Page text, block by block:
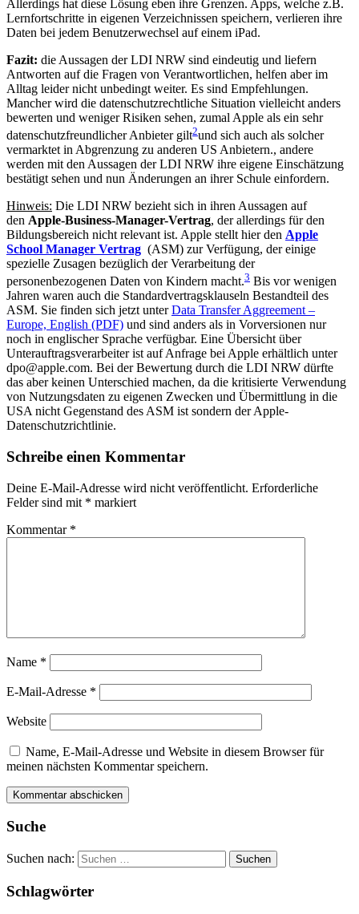
Allerdings hat diese Lösung eben ihre Grenzen. Apps, welche z.B.
Lernfortschritte in eigenen Verzeichnissen speichern, verlieren ihre
Daten bei jedem Benutzerwechsel auf einem iPad.
Fazit: die Aussagen der LDI NRW sind eindeutig und liefern
Antworten auf die Fragen von Verantwortlichen, helfen aber im
Alltag leider nicht unbedingt weiter. Es sind Empfehlungen.
Mancher wird die datenschutzrechtliche Situation vielleicht anders
bewerten und weniger Risiken sehen, zumal Apple als ein sehr
datenschutzfreundlicher Anbieter gilt2und sich auch als solcher
vermarktet in Abgrenzung zu anderen US Anbietern., andere
werden mit den Aussagen der LDI NRW ihre eigene Einschätzung
bestätigt sehen und nun Änderungen an ihrer Schule einfordern.
Hinweis: Die LDI NRW bezieht sich in ihren Aussagen auf
den Apple-Business-Manager-Vertrag, der allerdings für den
Bildungsbereich nicht relevant ist. Apple stellt hier den Apple
School Manager Vertrag (ASM) zur Verfügung, der einige
spezielle Zusagen bezüglich der Verarbeitung der
personenbezogenen Daten von Kindern macht.3 Bis vor wenigen
Jahren waren auch die Standardvertragsklauseln Bestandteil des
ASM. Sie finden sich jetzt unterData Transfer Aggreement –
Europe, English (PDF) und sind anders als in Vorversionen nur
noch in englischer Sprache verfügbar. Eine Übersicht über
Unterauftragsverarbeiter ist auf Anfrage bei Apple erhältlich unter
dpo@apple.com. Bei der Bewertung durch die LDI NRW dürfte
das aber keinen Unterschied machen, da die kritisierte Verwendung
von Nutzungsdaten zu eigenen Zwecken und Übermittlung in die
USA nicht Gegenstand des ASM ist sondern der Apple-
Datenschutzrichtlinie.
Schreibe einen Kommentar
Deine E-Mail-Adresse wird nicht veröffentlicht. Erforderliche
Felder sind mit * markiert
Kommentar *
Name *
E-Mail-Adresse *
Website
Name, E-Mail-Adresse und Website in diesem Browser für
meinen nächsten Kommentar speichern.
Suche
Suchen nach:
Schlagwörter